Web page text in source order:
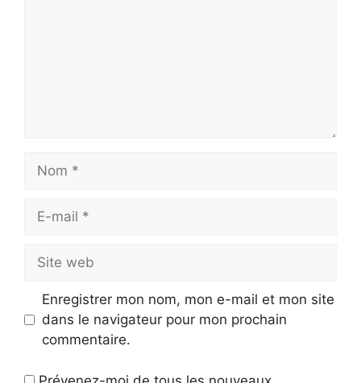
Nom
Site
web
Enregistrer mon nom, mon e-mail et mon site
dans le navigateur pour mon prochain
commentaire.